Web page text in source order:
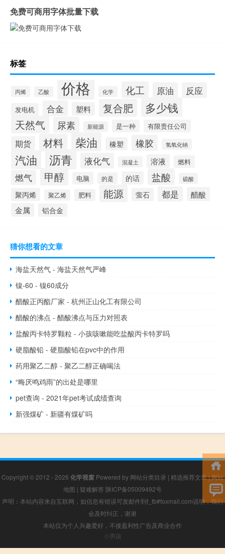
免费可商用字体批量下载
标签
丙烯 乙酸 价格 化学 化工 原油 反应
发电机 合金 塑料 复合肥 多少钱
天然气 尿素 新能源 是一种 有限责任公司
期货 材料 柴油 橡塑 橡胶 氢氧化钠
汽油 沥青 液化气 混凝土 溶液 燃料
燃气 甲醇 电脑 的是 的话 盐酸 硫酸
聚丙烯 聚乙烯 肥料 能源 萤石 都是 醋酸
金属 铝合金
猜你想看的文章
海盐天然气 - 海盐天然气严峰
镍-60 - 镍60成分
醋酸正丙酯厂家 - 杭州正山化工有限公司
醋酸的沸点 - 醋酸沸点与压力对照表
盐酸丙卡特罗颗粒 - 小孩咳嗽能吃盐酸丙卡特罗吗
硬脂酸铅 - 硬脂酸铅在pvc中的作用
药用聚乙二醇 - 聚乙二醇正确喝法
“晦厌鸣鸡雨”的出处是哪里
pet查询 - 2021年pet考试成绩查询
新强煤矿 - 新疆有煤矿吗
Copyright © 2012 - 2026 化学视窗 Powered by 网站分类目录 | 精选推荐文章|网站
地图 | 疑难解答 陕ICP备05009492号
声明：本站内容来自互联网，如信息有错误可发邮件到f_fb#foxmail.com说明，我们
会及时纠正，谢谢
本站仅为个人兴趣爱好，不接盈利性广告及商业合作
小男孩